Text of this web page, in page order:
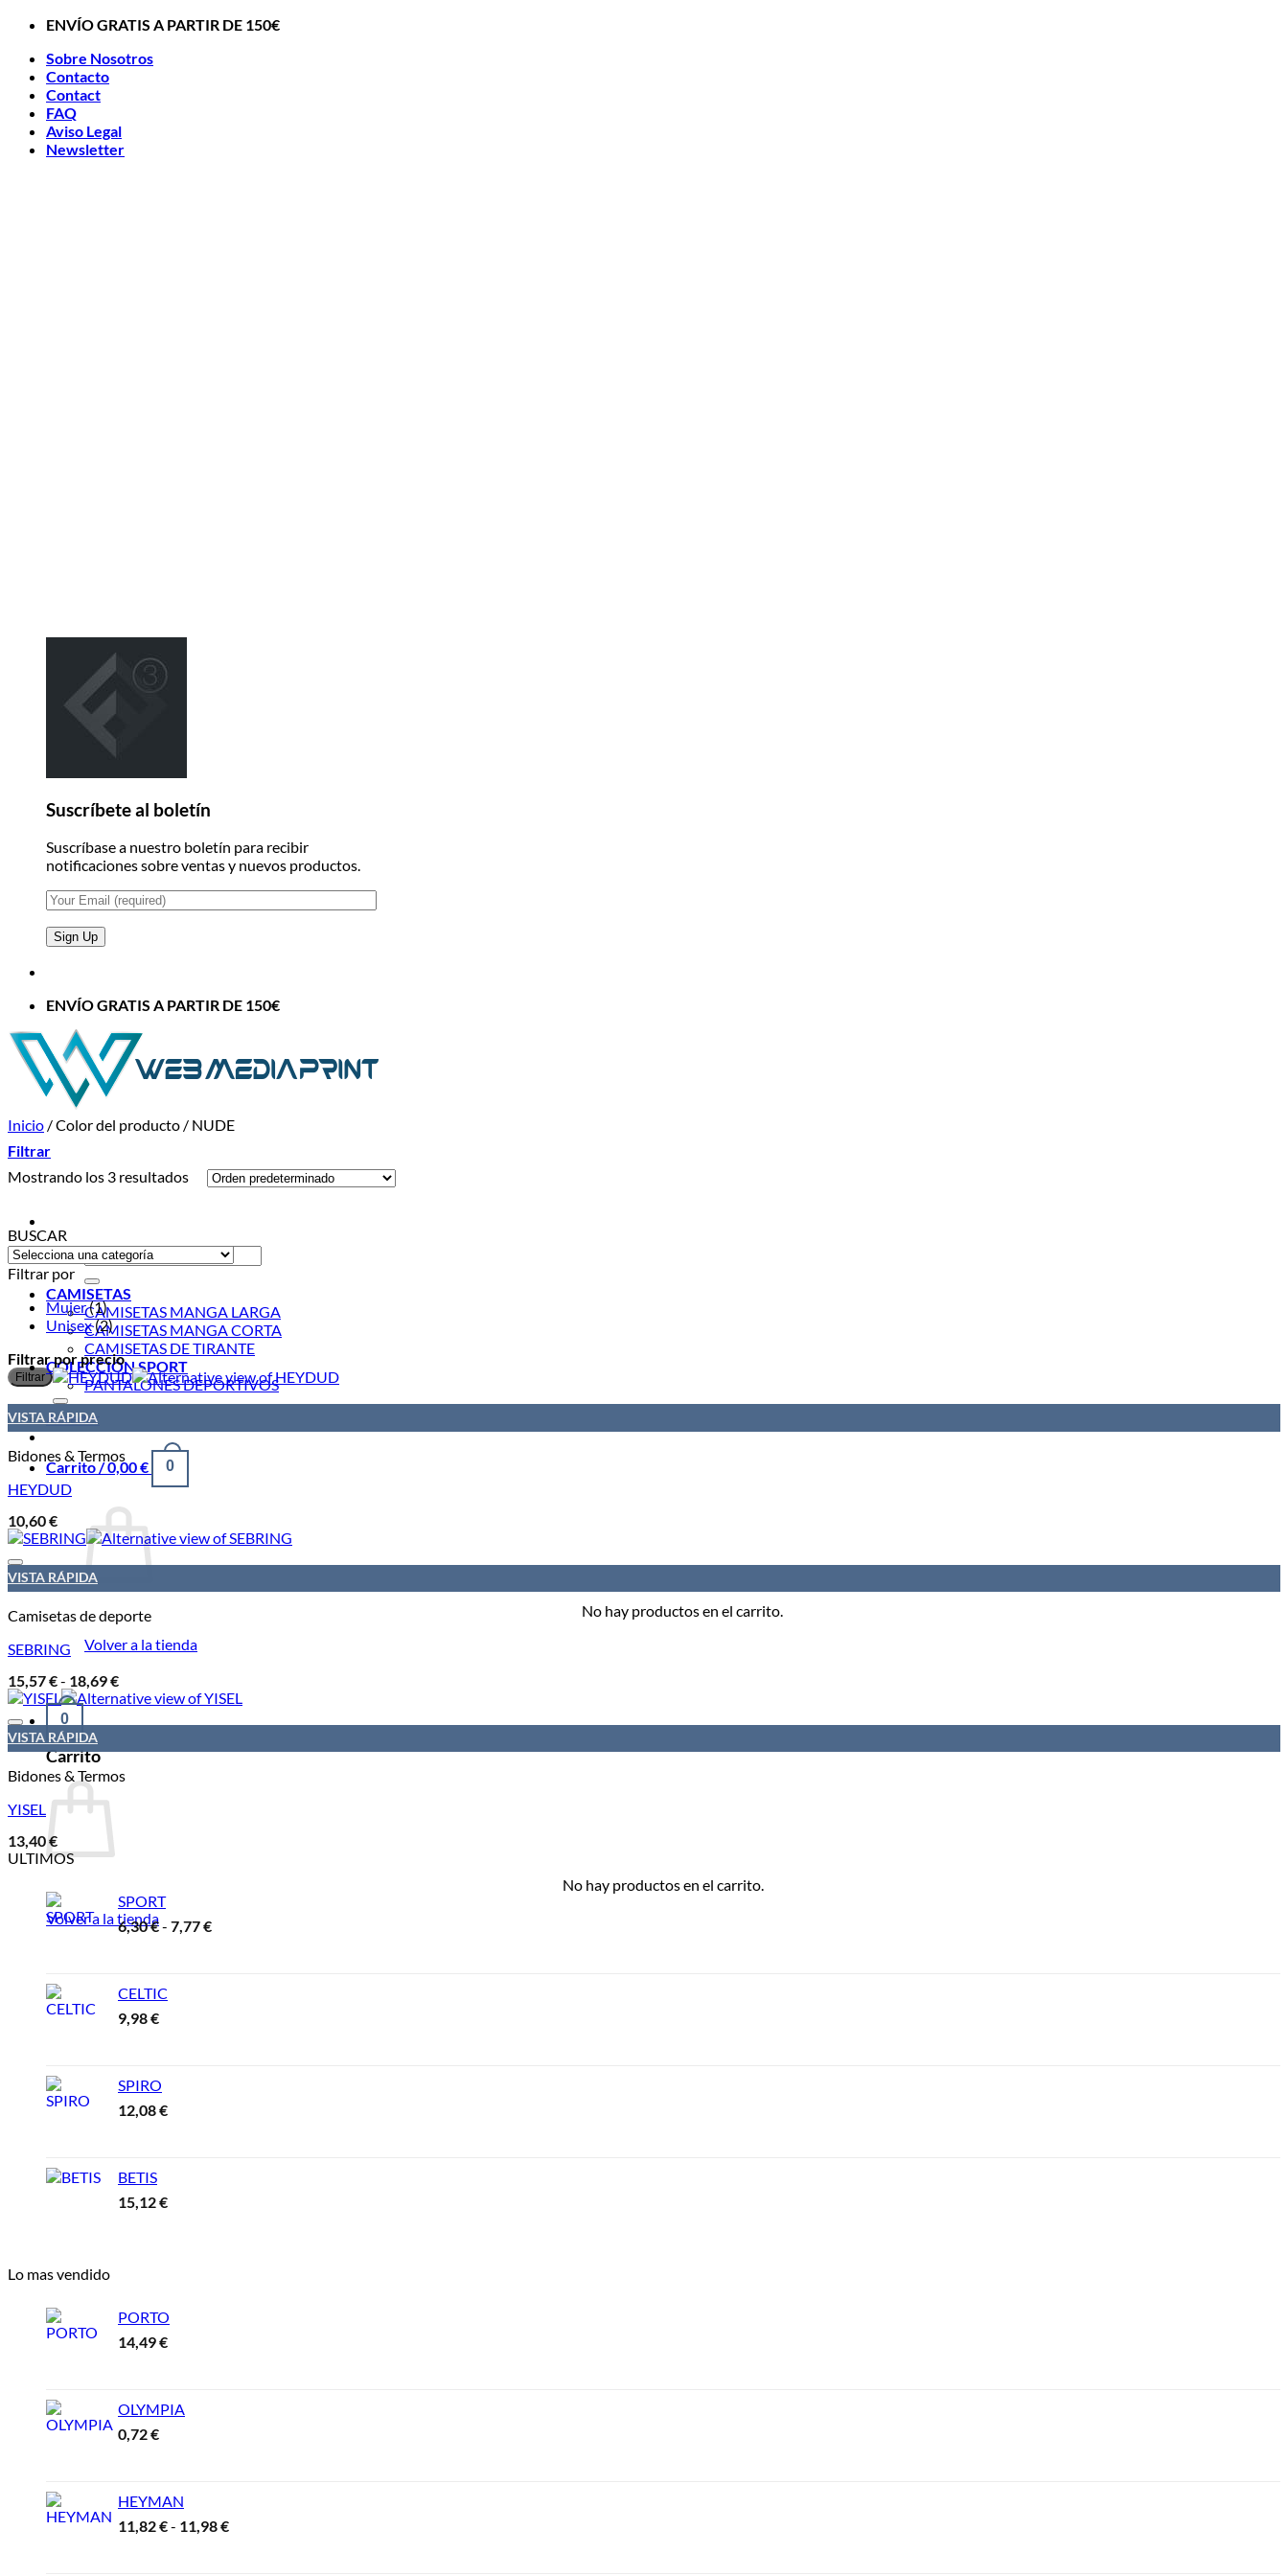
Saltar
contenido
ENVÍO GRATIS A PARTIR DE 150€
Sobre Nosotros
Contacto
Contact
FAQ
Aviso Legal
Newsletter
Suscríbete al boletín
Suscríbase a nuestro boletín para recibir
notificaciones sobre ventas y nuevos productos.
ENVÍO GRATIS A PARTIR DE 150€
Buscar
por:
CAMISETAS
CAMISETAS MANGA LARGA
CAMISETAS MANGA CORTA
CAMISETAS DE TIRANTE
COLECCIÓN SPORT
PANTALONES DEPORTIVOS
Acceder
Carrito /0,00€ 0
No hay productos en el carrito.
Volver a la tienda
0
Carrito
No hay productos en el carrito.
Volver a la tienda
Inicio /Color del producto / NUDE
Filtrar
Mostrando los 3 resultados
BUSCAR
Filtrar por
Mujer(1)
Unisex(2)
Filtrar por precio
Filtrar
VISTA RÁPIDA
Bidones & Termos
HEYDUD
10,60€
VISTA RÁPIDA
Camisetas de deporte
SEBRING
15,57€- 18,69€Rango
de
precios:
desde
hasta
18,69 €
VISTA RÁPIDA
Bidones & Termos
YISEL
13,40€
ULTIMOS
SPORT
6,30€- 7,77€Rango
CELTIC
9,98€
SPIRO
12,08€
BETIS
15,12€
Lo mas vendido
PORTO
14,49€
OLYMPIA
0,72€
HEYMAN
11,82€- 11,98€Rango